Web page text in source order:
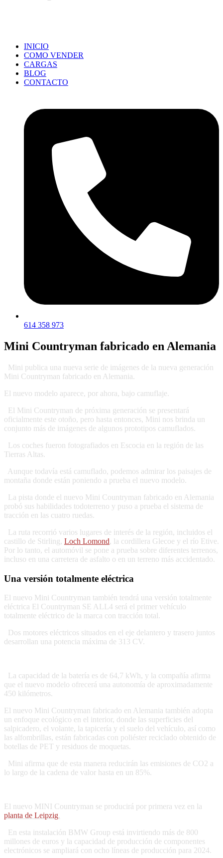
INICIO
COMO VENDER
CARGAS
BLOG
CONTACTO
614 358 973
Mini Countryman fabricado en Alemania
Mini publica una nueva serie de imágenes de la nueva generación
Mini Countryman fabricado en Alemania.
El nuevo modelo aparece, por ahora, bajo camuflaje.
El Mini Countryman de próxima generación se presentará
oficialmente este otoño, pero hasta entonces, Mini nos brinda un
conjunto más de imágenes de algunos prototipos camuflados.
Los coches fueron fotografiados en Escocia en la región de las
Tierras Altas.
Aunque todavía está camuflado, podemos admirar los paisajes de
montaña donde están poniendo a prueba el nuevo modelo.
La pista donde el nuevo Mini Countryman fabricado en Alemania
probó sus habilidades todoterreno y puso a prueba el sistema de
tracción en las cuatro ruedas.
La ruta recorrió varios lugares de interés de la región, incluidos el
castillo de Stirling, Loch Lomond, la cordillera Glecoe y el río Etive.
Por lo tanto, el automóvil se pone a prueba sobre diferentes terrenos,
incluso en una carretera de asfalto o en un terreno más accidentado.
Una versión totalmente eléctrica
El nuevo Mini Countryman también tendrá una versión totalmente
eléctrica El Countryman SE ALL4 será el primer vehículo
totalmente eléctrico de la marca con tracción total.
Dos motores eléctricos situados en el eje delantero y trasero juntos
desarrollan una potencia máxima de 313 CV.
La capacidad de la batería es de 64,7 kWh, y la compañía afirma
que el nuevo modelo ofrecerá una autonomía de aproximadamente
450 kilómetros.
El nuevo Mini Countryman fabricado en Alemania también adopta
un enfoque ecológico en el interior, donde las superficies del
salpicadero, el volante, la tapicería y el suelo del vehículo, así como
las alfombrillas, están fabricadas con poliéster reciclado obtenido de
botellas de PET y residuos de moquetas.
Mini afirma que de esta manera reducirán las emisiones de CO2 a
lo largo de la cadena de valor hasta en un 85%.
El nuevo MINI Countryman se producirá por primera vez en la
planta de Leipzig.
En esta instalación BMW Group está invirtiendo más de 800
millones de euros y la capacidad de producción de componentes
electrónicos se ampliará con ocho líneas de producción para 2024.